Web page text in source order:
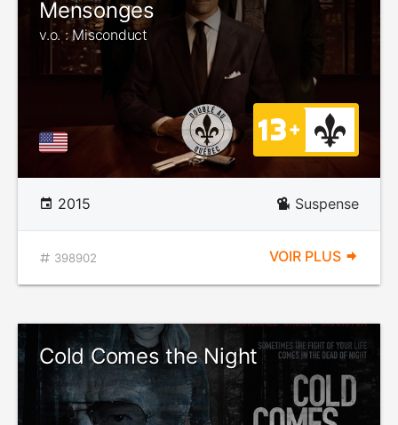
Mensonges
v.o. : Misconduct
2015 Suspense
398902 VOIR PLUS
Cold Comes the Night